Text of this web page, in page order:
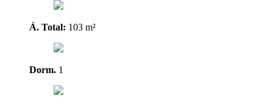
Á. Total: 103 m²
Dorm. 1